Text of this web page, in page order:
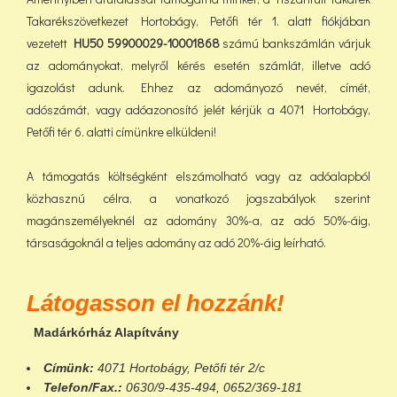
Takarékszövetkezet Hortobágy, Petőfi tér 1. alatt fiókjában
vezetett HU50 59900029-10001868számú bankszámlán várjuk
az adományokat, melyről kérés esetén számlát, illetve adó
igazolást adunk. Ehhez az adományozó nevét, címét,
adószámát, vagy adóazonosító jelét kérjük a 4071 Hortobágy,
Petőfi tér 6. alatti címünkre elküldeni!
A támogatás költségként elszámolható vagy az adóalapból
közhasznú célra, a vonatkozó jogszabályok szerint
magánszemélyeknél az adomány 30%-a, az adó 50%-áig,
társaságoknál a teljes adomány az adó 20%-áig leírható.
Látogasson el hozzánk!
Madárkórház Alapítvány
Címünk: 4071 Hortobágy, Petőfi tér 2/c
Telefon/Fax.: 0630/9-435-494, 0652/369-181